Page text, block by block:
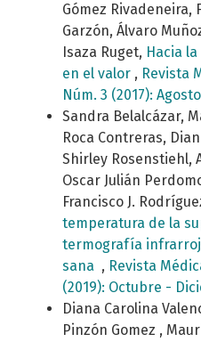
Gómez Rivadeneira,
Garzón, Álvaro
Isaza Ruget, Hacia
en el valor , Revista
Núm. 3 (2017):
Sandra Belalcázar,
Roca Contreras,
Shirley Rosenstiehl,
Oscar Julián
Francisco J.
temperatura de la
termografía
sana , Revista
(2019): Octubre -
Diana Carolina
Pinzón Gomez ,